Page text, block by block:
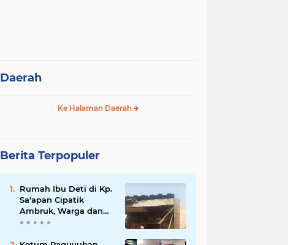
Daerah
Ke Halaman Daerah
Berita Terpopuler
Rumah Ibu Deti di Kp.
Sa'apan Cipatik
Ambruk, Warga dan
Pemdes Sigap Bantu